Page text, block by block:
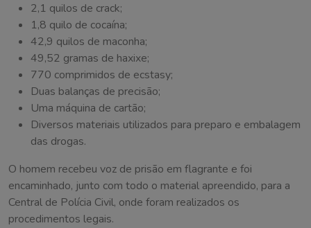
2,1 quilos de crack;
1,8 quilo de cocaína;
42,9 quilos de maconha;
49,52 gramas de haxixe;
770 comprimidos de ecstasy;
Duas balanças de precisão;
Uma máquina de cartão;
Diversos materiais utilizados para preparo e embalagem
das drogas.
O homem recebeu voz de prisão em flagrante e foi
encaminhado, junto com todo o material apreendido, para a
Central de Polícia Civil, onde foram realizados os
procedimentos legais.